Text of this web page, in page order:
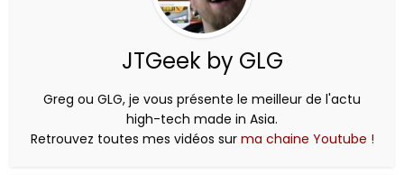
JTGeek by GLG
Greg ou GLG, je vous présente le meilleur de l'actu
high-tech made in Asia.
Retrouvez toutes mes vidéos sur ma chaine Youtube !